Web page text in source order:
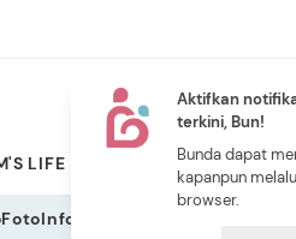
Aktifkan
terkini, Bun!
Bunda dapat
kapanpun
browser.
LIFE PILIHAN BUNDA
NEW
FotoInfografis